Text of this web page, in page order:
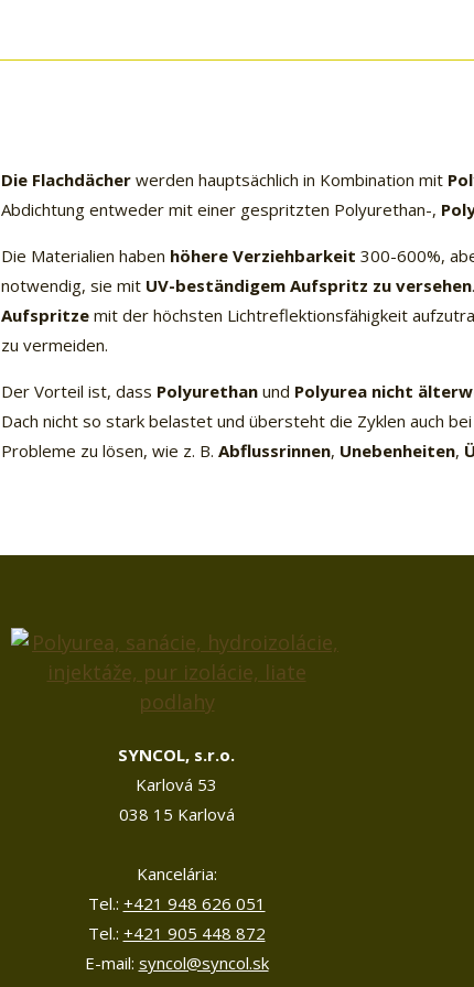
Die Flachdächerwerden hauptsächlich in Kombination mit
Abdichtung entweder mit einer gespritzten Polyurethan-,
Die Materialien haben höhere Verziehbarkeit 300-600%,
notwendig, sie mit UV-beständigem Aufspritz zu versehen
Aufspritzemit der höchsten Lichtreflektionsfähigkeit
zu vermeiden.
Der Vorteil ist, dass Polyurethan und Polyurea nicht
Dach nicht so stark belastet und übersteht die Zyklen auch
Probleme zu lösen, wie z. B. Abflussrinnen, Unebenheiten,
SYNCOL, s.r.o.
Karlová 53
038 15 Karlová
Kancelária:
Tel.: +421 948 626 051
Tel.: +421 905 448 872
E-mail: syncol@syncol.sk